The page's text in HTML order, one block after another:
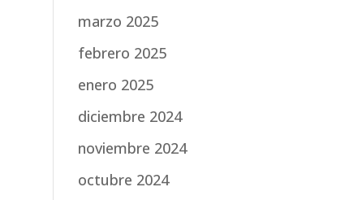
marzo 2025
febrero 2025
enero 2025
diciembre 2024
noviembre 2024
octubre 2024